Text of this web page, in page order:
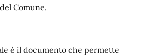
Comune.
è il documento che permette